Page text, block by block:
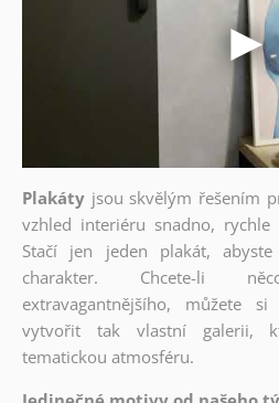
Plakáty jsou skvělým řešením
vzhled interiéru snadno,
Stačí jen jeden plakát,
charakter. Chcete-li
extravagantnějšího, můžete
vytvořit tak vlastní galerii,
tematickou atmosféru.